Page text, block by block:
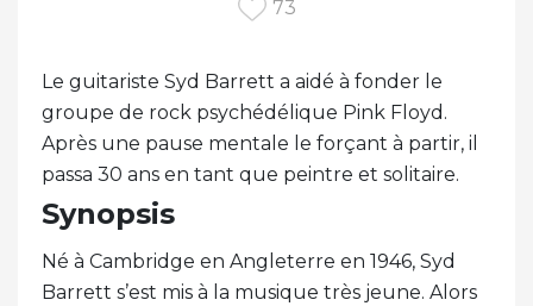
73
Le guitariste Syd Barrett a aidé à fonder le
groupe de rock psychédélique Pink Floyd.
Après une pause mentale le forçant à partir, il
passa 30 ans en tant que peintre et solitaire.
Synopsis
Né à Cambridge en Angleterre en 1946, Syd
Barrett s’est mis à la musique très jeune. Alors